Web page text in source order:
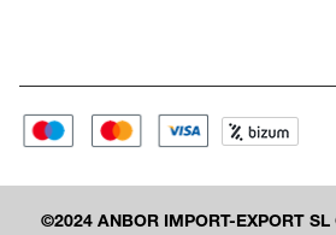
©2024 ANBOR IMPORT-EXPORT